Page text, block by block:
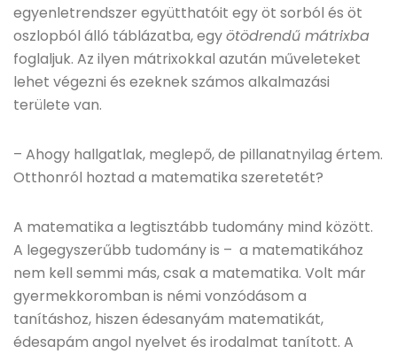
egyenletrendszer együtthatóit egy öt sorból és öt
oszlopból álló táblázatba, egyötödrendű mátrixba
foglaljuk. Az ilyen mátrixokkal azután műveleteket
lehet végezni és ezeknek számos alkalmazási
területe van.
– Ahogy hallgatlak, meglepő, de pillanatnyilag értem.
Otthonról hoztad a matematika szeretetét?
A matematika a legtisztább tudomány mind között.
A legegyszerűbb tudomány is – a matematikához
nem kell semmi más, csak a matematika. Volt már
gyermekkoromban is némi vonzódásom a
tanításhoz, hiszen édesanyám matematikát,
édesapám angol nyelvet és irodalmat tanított. A